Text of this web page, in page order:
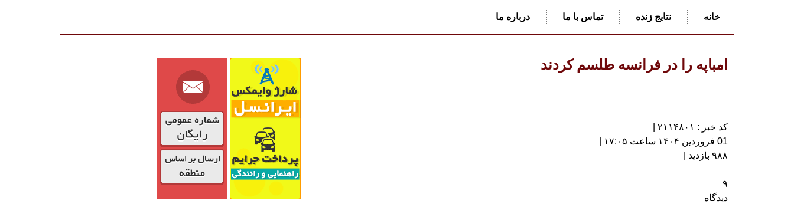
خانه نتایج زنده تماس با ما درباره ما
امباپه را در فرانسه طلسم کردند
کد خبر : ۲۱۱۴۸۰۱ |
01 فروردین ۱۴۰۴ ساعت ۱۷:۰۵ |
۹۸۸ بازدید |
۹
دیدگاه